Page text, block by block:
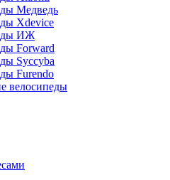
Медведь
Xdevice
ИЖ
Forward
Syccyba
Furendo
велосипеды